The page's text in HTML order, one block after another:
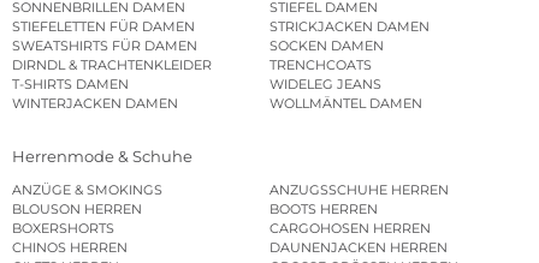
SONNENBRILLEN DAMEN
STIEFEL DAMEN
STIEFELETTEN FÜR DAMEN
STRICKJACKEN DAMEN
SWEATSHIRTS FÜR DAMEN
SOCKEN DAMEN
DIRNDL & TRACHTENKLEIDER
TRENCHCOATS
T-SHIRTS DAMEN
WIDELEG JEANS
WINTERJACKEN DAMEN
WOLLMÄNTEL DAMEN
Herrenmode & Schuhe
ANZÜGE & SMOKINGS
ANZUGSSCHUHE HERREN
BLOUSON HERREN
BOOTS HERREN
BOXERSHORTS
CARGOHOSEN HERREN
CHINOS HERREN
DAUNENJACKEN HERREN